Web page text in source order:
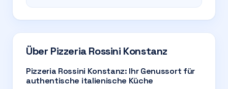
Über Pizzeria Rossini Konstanz
Pizzeria Rossini Konstanz: Ihr Genussort für
authentische italienische Küche